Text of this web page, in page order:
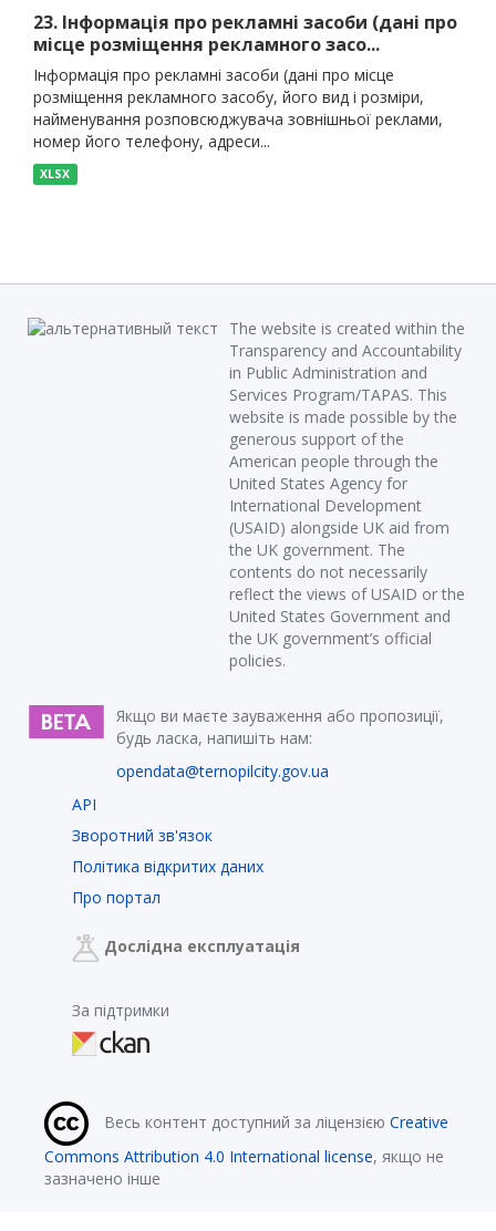
23. Інформація про рекламні засоби (дані про
місце розміщення рекламного засо...
Інформація про рекламні засоби (дані про місце
розміщення рекламного засобу, його вид і розміри,
найменування розповсюджувача зовнішньої реклами,
номер його телефону, адреси...
XLSX
The website is created within the
Transparency and Accountability
in Public Administration and
Services Program/TAPAS. This
website is made possible by the
generous support of the
American people through the
United States Agency for
International Development
(USAID) alongside UK aid from
the UK government. The
contents do not necessarily
reflect the views of USAID or the
United States Government and
the UK government’s official
policies.
Якщо ви маєте зауваження або пропозиції,
будь ласка, напишіть нам:
opendata@ternopilcity.gov.ua
API
Зворотний зв'язок
Політика відкритих даних
Про портал
Дослідна експлуатація
За підтримки
Весь контент доступний за ліцензією Creative
Commons Attribution 4.0 International license, якщо не
зазначено інше